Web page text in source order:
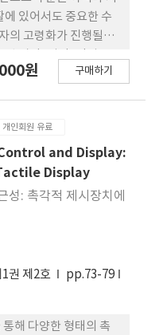
있어서도 중요한 수
의 고령화가 진행될수
는 시스템의 개발에 대
및 운전재활 보조도
써 그 방향성을 제시하
기본적으로 치료실내
도로주행평가(on-
력을 면담하고, 그 외
수용성감각평가, 협응
각평가로 이루어진
되면 치료사와 운전강
직접 개조된 차량으로
원 구매하기
인회원 유료
and Display:
Display
성: 촉각적 제시장치에
1권 제2호
pp.73-79
해 다양한 형태의 촉